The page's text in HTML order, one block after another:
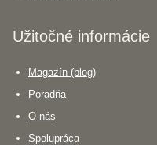
Užitočné informácie
Magazín (blog)
Poradňa
O nás
Spolupráca